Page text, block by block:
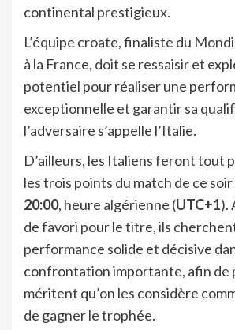
continental prestigieux.
L’équipe croate, finaliste du
à la France, doit se ressaisir et
potentiel pour réaliser une
exceptionnelle et garantir sa
l’adversaire s’appelle l’Italie.
D’ailleurs, les Italiens feront tout
les trois points du match de ce soir
20:00, heure algérienne (UTC+1).
de favori pour le titre, ils
performance solide et décisive
confrontation importante, afin de
méritent qu’on les considère
de gagner le trophée.